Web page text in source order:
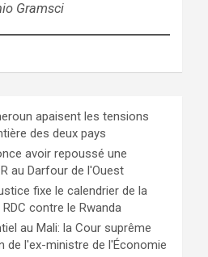
Gramsci
apaisent les tensions
des deux pays
avoir repoussé une
au Darfour de l'Ouest
fixe le calendrier de la
contre le Rwanda
au Mali: la Cour suprême
de l'ex-ministre de l'Économie